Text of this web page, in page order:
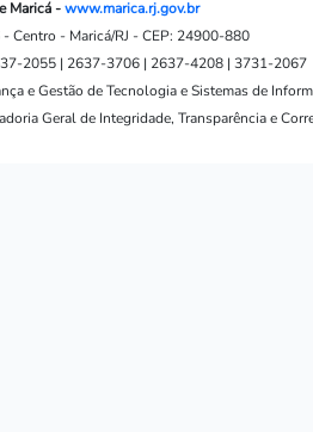
Maricá -www.marica.rj.gov.br
Centro - Maricá/RJ - CEP: 24900-880
2055 | 2637-3706 | 2637-4208 | 3731-2067
e Gestão de Tecnologia e Sistemas de
Geral de Integridade, Transparência e